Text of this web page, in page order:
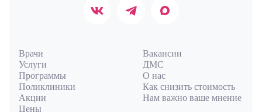
Врачи
Услуги
Программы
Поликлиники
Акции
Цены
Вакансии
ДМС
О нас
Как снизить стоимость
Нам важно ваше мнение